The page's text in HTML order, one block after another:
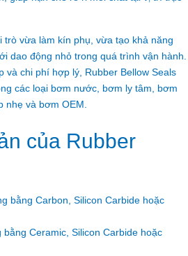
trò vừa làm kín phụ, vừa tạo khả năng
dao động nhỏ trong quá trình vận hành.
và chi phí hợp lý, Rubber Bellow Seals
các loại bơm nước, bơm ly tâm, bơm
nhẹ và bơm OEM.
của Rubber
bằng Carbon, Silicon Carbide hoặc
bằng Ceramic, Silicon Carbide hoặc